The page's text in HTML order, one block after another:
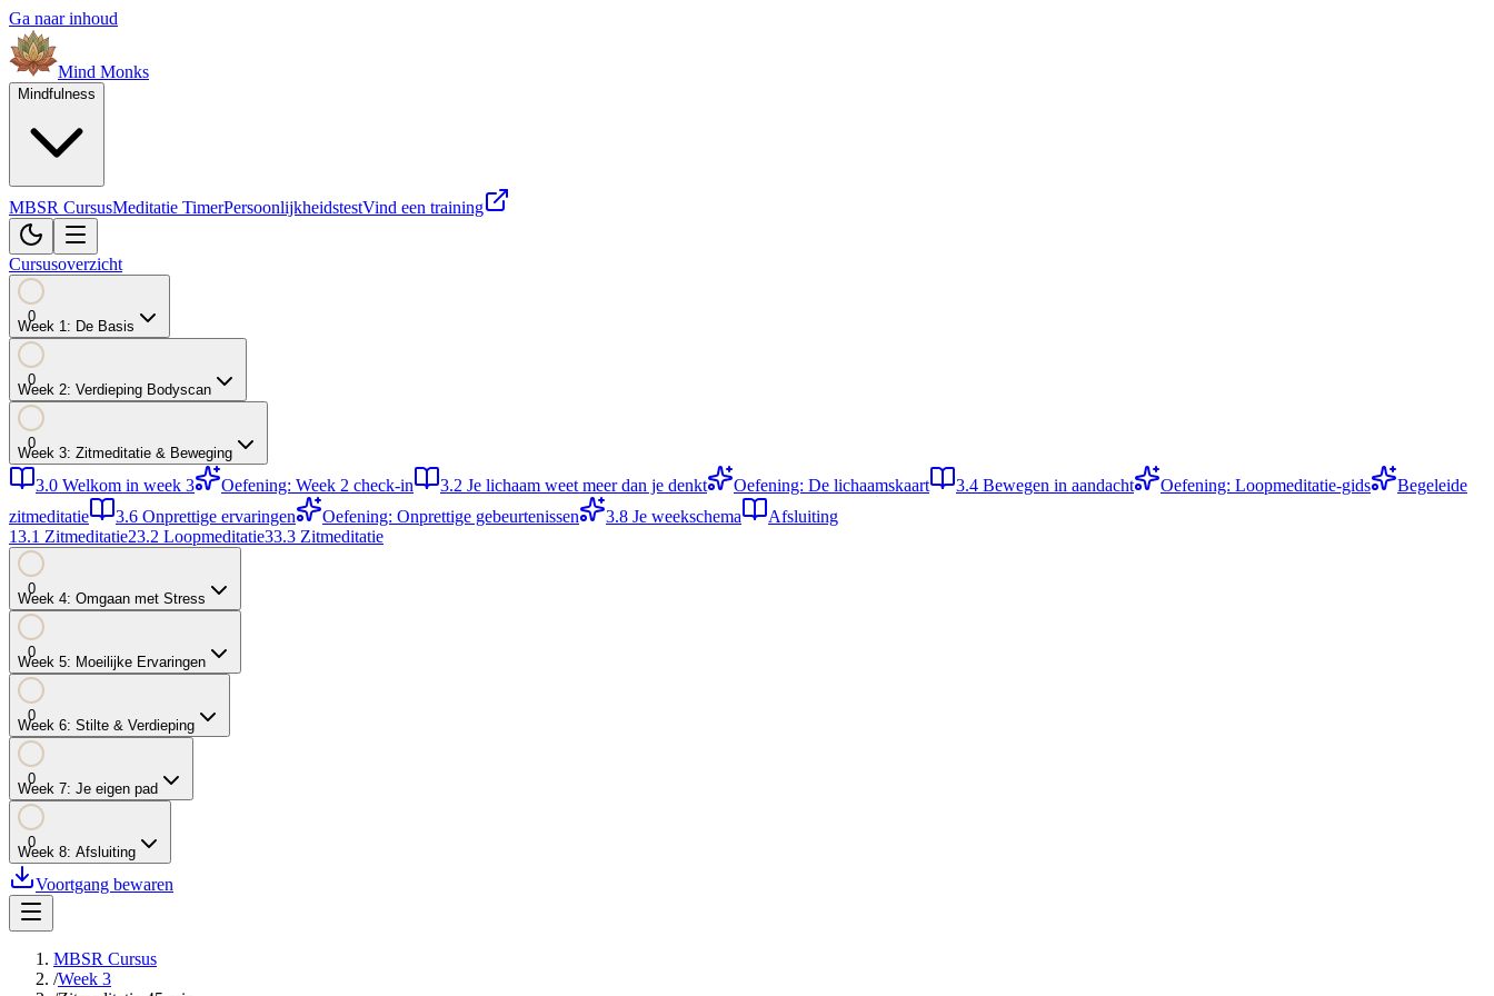
Ga naar inhoud
Mind Monks
Mindfulness
MBSR CursusMeditatie TimerPersoonlijkheidstestVind een training
Cursusoverzicht
0
Week 1: De Basis
0
Week 2: Verdieping Bodyscan
0
Week 3: Zitmeditatie & Beweging
3.0 Welkom in week 3 Oefening: Week 2 check-in 3.2 Je lichaam weet meer dan je denkt Oefening: De lichaamskaart 3.4 Bewegen in aandacht Oefening: Loopmeditatie-gids
Begeleide
zitmeditatie
3.6 Onprettige ervaringen Oefening: Onprettige gebeurtenissen 3.8 Je weekschema
Afsluiting
13.1 Zitmeditatie23.2 Loopmeditatie33.3 Zitmeditatie
0
Week 4: Omgaan met Stress
0
Week 5: Moeilijke Ervaringen
0
Week 6: Stilte & Verdieping
0
Week 7: Je eigen pad
0
Week 8: Afsluiting
Voortgang bewaren
MBSR Cursus
/Week 3